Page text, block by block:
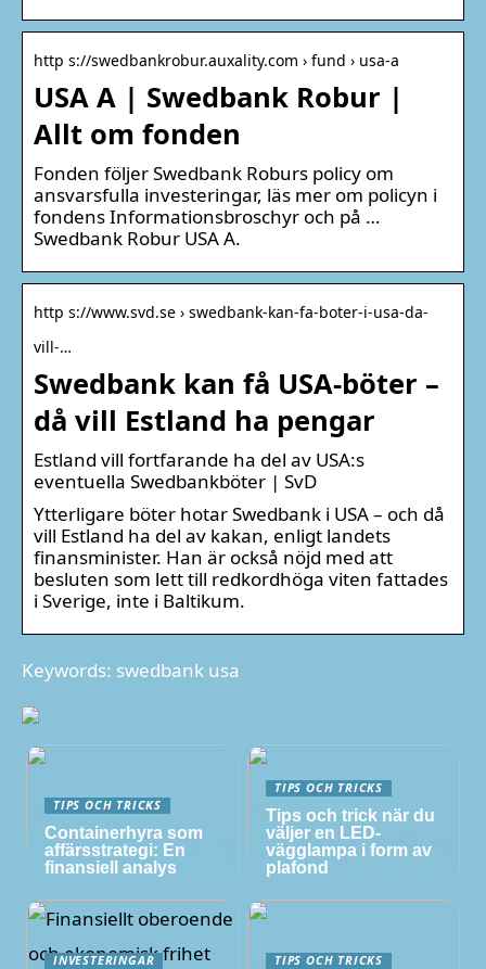
http s://swedbankrobur.auxality.com › fund › usa-a
USA A | Swedbank Robur |
Allt om fonden
Fonden följer Swedbank Roburs policy om
ansvarsfulla investeringar, läs mer om policyn i
fondens Informationsbroschyr och på …
Swedbank Robur USA A.
http s://www.svd.se › swedbank-kan-fa-boter-i-usa-da-
vill-…
Swedbank kan få USA-böter –
då vill Estland ha pengar
Estland vill fortfarande ha del av USA:s
eventuella Swedbankböter | SvD
Ytterligare böter hotar Swedbank i USA – och då
vill Estland ha del av kakan, enligt landets
finansminister. Han är också nöjd med att
besluten som lett till redkordhöga viten fattades
i Sverige, inte i Baltikum.
Keywords: swedbank usa
TIPS OCH TRICKS
Containerhyra som
affärsstrategi: En
finansiell analys
TIPS OCH TRICKS
Tips och trick när du
väljer en LED-
vägglampa i form av
plafond
INVESTERINGAR TIPS OCH TRICKS